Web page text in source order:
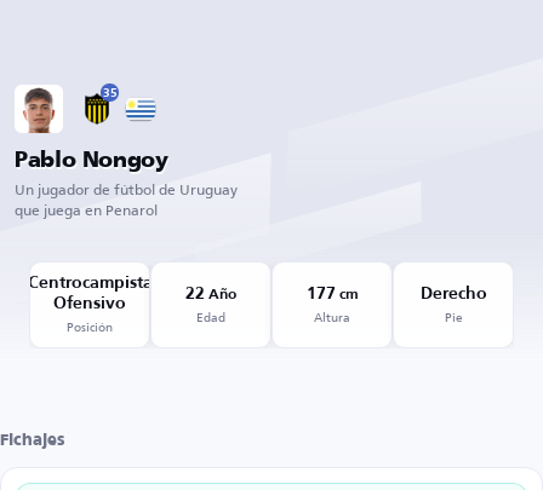
35
Pablo Nongoy
Un jugador de fútbol de Uruguay
que juega en Penarol
Centrocampista
Ofensivo
Posición
22 Año
Edad
177 cm
Altura
Derecho
Pie
Fichajes